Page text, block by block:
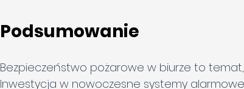
Podsumowanie
Bezpieczeństwo pożarowe w biurze to
Inwestycja w nowoczesne systemy